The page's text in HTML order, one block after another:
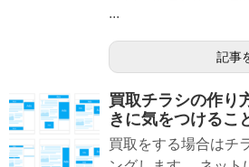
...
記事
買取チラシの作り
きに気をつけるこ
買取をする場合はチ